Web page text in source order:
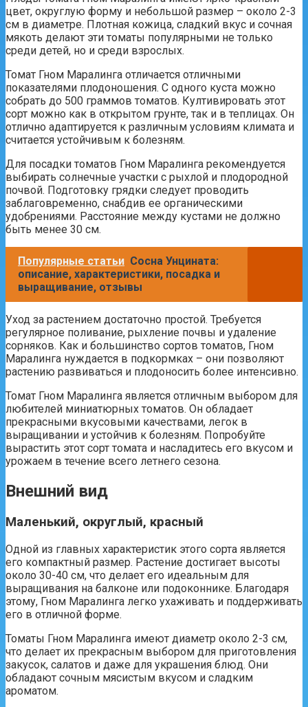
цвет, округлую форму и небольшой размер – около 2-3
см в диаметре. Плотная кожица, сладкий вкус и сочная
мякоть делают эти томаты популярными не только
среди детей, но и среди взрослых.
Томат Гном Маралинга отличается отличными
показателями плодоношения. С одного куста можно
собрать до 500 граммов томатов. Култивировать этот
сорт можно как в открытом грунте, так и в теплицах. Он
отлично адаптируется к различным условиям климата и
считается устойчивым к болезням.
Для посадки томатов Гном Маралинга рекомендуется
выбирать солнечные участки с рыхлой и плодородной
почвой. Подготовку грядки следует проводить
заблаговременно, снабдив ее органическими
удобрениями. Расстояние между кустами не должно
быть менее 30 см.
Популярные статьи Сосна Унцината:
описание, характеристики, посадка и
выращивание, отзывы
Уход за растением достаточно простой. Требуется
регулярное поливание, рыхление почвы и удаление
сорняков. Как и большинство сортов томатов, Гном
Маралинга нуждается в подкормках – они позволяют
растению развиваться и плодоносить более интенсивно.
Томат Гном Маралинга является отличным выбором для
любителей миниатюрных томатов. Он обладает
прекрасными вкусовыми качествами, легок в
выращивании и устойчив к болезням. Попробуйте
вырастить этот сорт томата и насладитесь его вкусом и
урожаем в течение всего летнего сезона.
Внешний вид
Маленький, округлый, красный
Одной из главных характеристик этого сорта является
его компактный размер. Растение достигает высоты
около 30-40 см, что делает его идеальным для
выращивания на балконе или подоконнике. Благодаря
этому, Гном Маралинга легко ухаживать и поддерживать
его в отличной форме.
Томаты Гном Маралинга имеют диаметр около 2-3 см,
что делает их прекрасным выбором для приготовления
закусок, салатов и даже для украшения блюд. Они
обладают сочным мясистым вкусом и сладким
ароматом.